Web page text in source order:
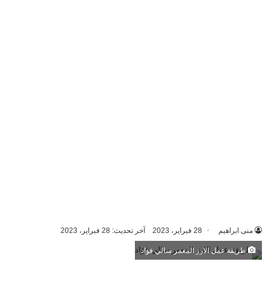
منى ابراهيم 28 فبراير، 2023 آخر تحديث: 28 فبراير، 2023
طريقة عمل الارز المعمر سالي فؤاد